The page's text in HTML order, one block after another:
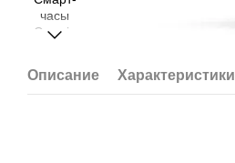
Описание Характеристики